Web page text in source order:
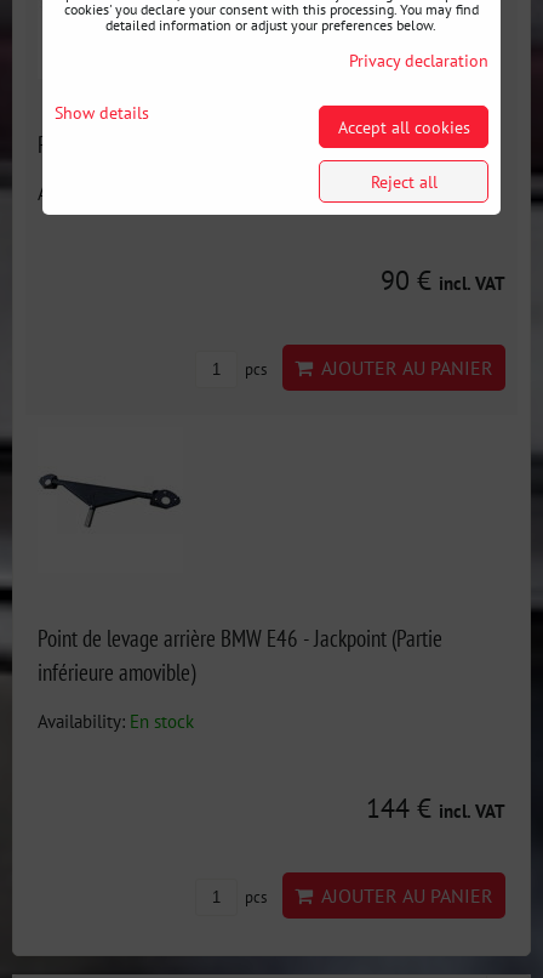
Point de levage arrière BMW E46 V2 - jackpoint
Availability:
90 € incl. VAT
pcs AJOUTER AU PANIER
Point de levage arrière BMW E46 - Jackpoint (Partie
inférieure amovible)
Availability: En stock
144 € incl. VAT
pcs AJOUTER AU PANIER
cookies' you declare your consent with this processing. You may find
detailed information or adjust your preferences below.
Privacy declaration
Show details
Accept all cookies
Reject all